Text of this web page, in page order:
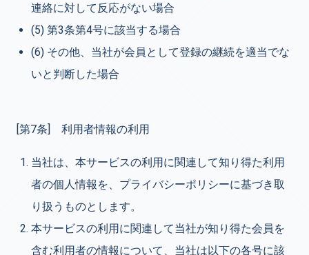
連絡に対して反応がない場合
(5) 第3条第4号に該当する場合
(6) その他、当社が会員として登録の継続を適当でな
いと判断した場合
[第7条] 利用者情報の利用
当社は、本サービスの利用に関連して知り得た利用
者の個人情報を、プライバシーポリシーに基づき取
り扱うものとします。
本サービスの利用に関連して当社が知り得た会員を
含む利用者の情報について、当社は以下の各号に該